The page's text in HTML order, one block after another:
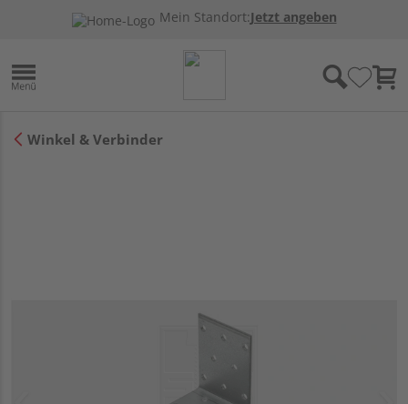
Mein Standort:Jetzt angeben
Winkel & Verbinder